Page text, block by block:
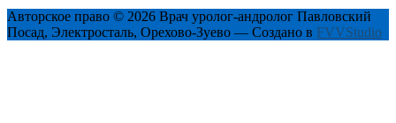
Авторское право © 2026 Врач уролог-андролог Павловский
Посад, Электросталь, Орехово-Зуево — Создано в FVVStudio